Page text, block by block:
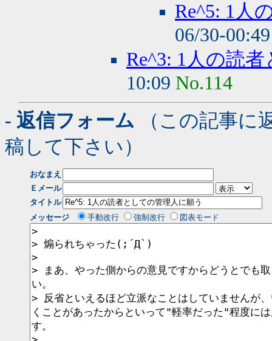
Re^5: 1人
06/30-
Re^3: 1人の読
10:09 No.114
- 返信フォーム （この記事に
稿して下さい）
おなまえ
Ｅメール
タイトル
メッセージ
手動改行 強制改行 図表モード